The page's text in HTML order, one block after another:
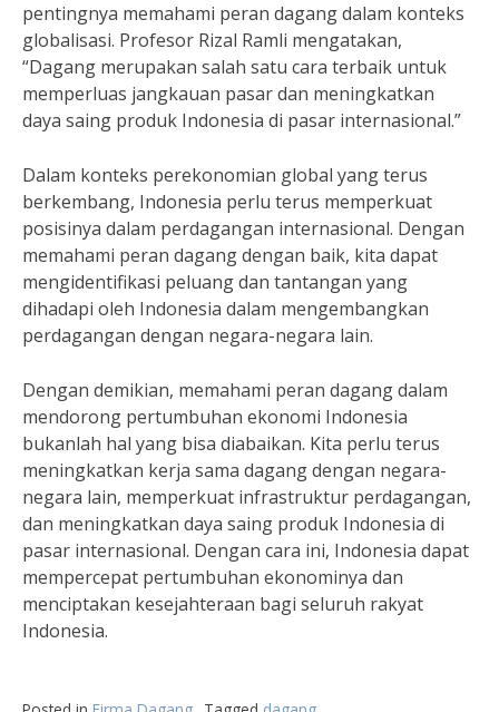
pentingnya memahami peran dagang dalam konteks
globalisasi. Profesor Rizal Ramli mengatakan,
“Dagang merupakan salah satu cara terbaik untuk
memperluas jangkauan pasar dan meningkatkan
daya saing produk Indonesia di pasar internasional.”
Dalam konteks perekonomian global yang terus
berkembang, Indonesia perlu terus memperkuat
posisinya dalam perdagangan internasional. Dengan
memahami peran dagang dengan baik, kita dapat
mengidentifikasi peluang dan tantangan yang
dihadapi oleh Indonesia dalam mengembangkan
perdagangan dengan negara-negara lain.
Dengan demikian, memahami peran dagang dalam
mendorong pertumbuhan ekonomi Indonesia
bukanlah hal yang bisa diabaikan. Kita perlu terus
meningkatkan kerja sama dagang dengan negara-
negara lain, memperkuat infrastruktur perdagangan,
dan meningkatkan daya saing produk Indonesia di
pasar internasional. Dengan cara ini, Indonesia dapat
mempercepat pertumbuhan ekonominya dan
menciptakan kesejahteraan bagi seluruh rakyat
Indonesia.